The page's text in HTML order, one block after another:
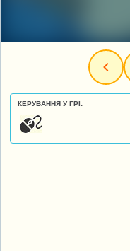
КЕРУВАННЯ У ГРІ: